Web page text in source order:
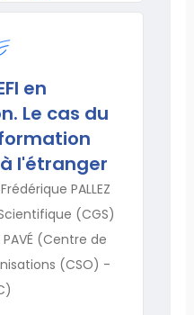
en
Le cas du
l'étranger
PALLEZ
(CGS)
(Centre de
(CSO) -